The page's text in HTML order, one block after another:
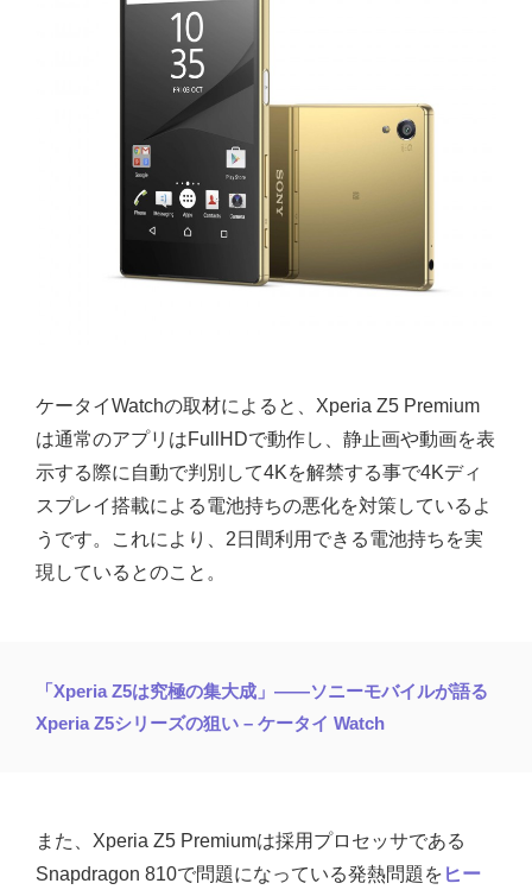
ケータイWatchの取材によると、Xperia Z5 Premium
は通常のアプリはFullHDで動作し、静止画や動画を表
示する際に自動で判別して4Kを解禁する事で4Kディ
スプレイ搭載による電池持ちの悪化を対策しているよ
うです。これにより、2日間利用できる電池持ちを実
現しているとのこと。
「Xperia Z5は究極の集大成」――ソニーモバイルが語る
Xperia Z5シリーズの狙い – ケータイ Watch
また、Xperia Z5 Premiumは採用プロセッサである
Snapdragon 810で問題になっている発熱問題を ヒー